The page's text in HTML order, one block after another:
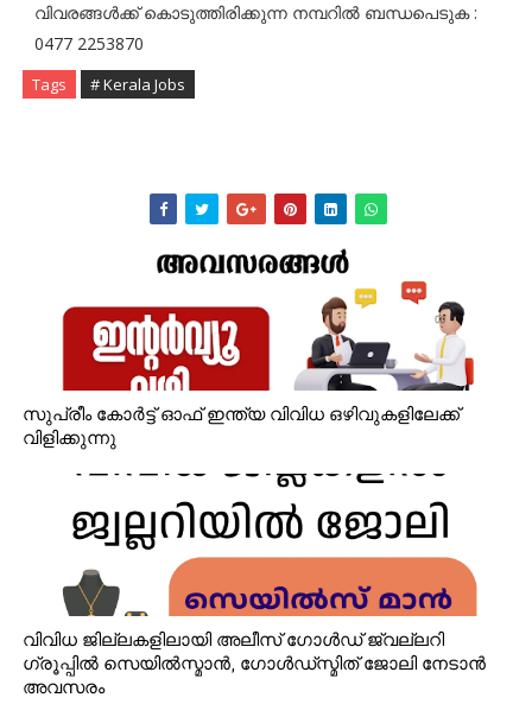
വിവരങ്ങള്‍ക്ക് കൊടുത്തിരിക്കുന്ന നമ്പറിൽ ബന്ധപെടുക :
0477 2253870
Tags # Kerala Jobs
സുപ്രീം കോർട്ട് ഓഫ് ഇന്ത്യ വിവിധ ഒഴിവുകളിലേക്ക്
വിളിക്കുന്നു
വിവിധ ജില്ലകളിലായി അലീസ് ഗോൾഡ് ജ്വല്ലറി
ഗ്രൂപ്പിൽ സെയിൽസ്മാൻ, ഗോൾഡ്‌സ്മിത് ജോലി നേടാൻ
അവസരം